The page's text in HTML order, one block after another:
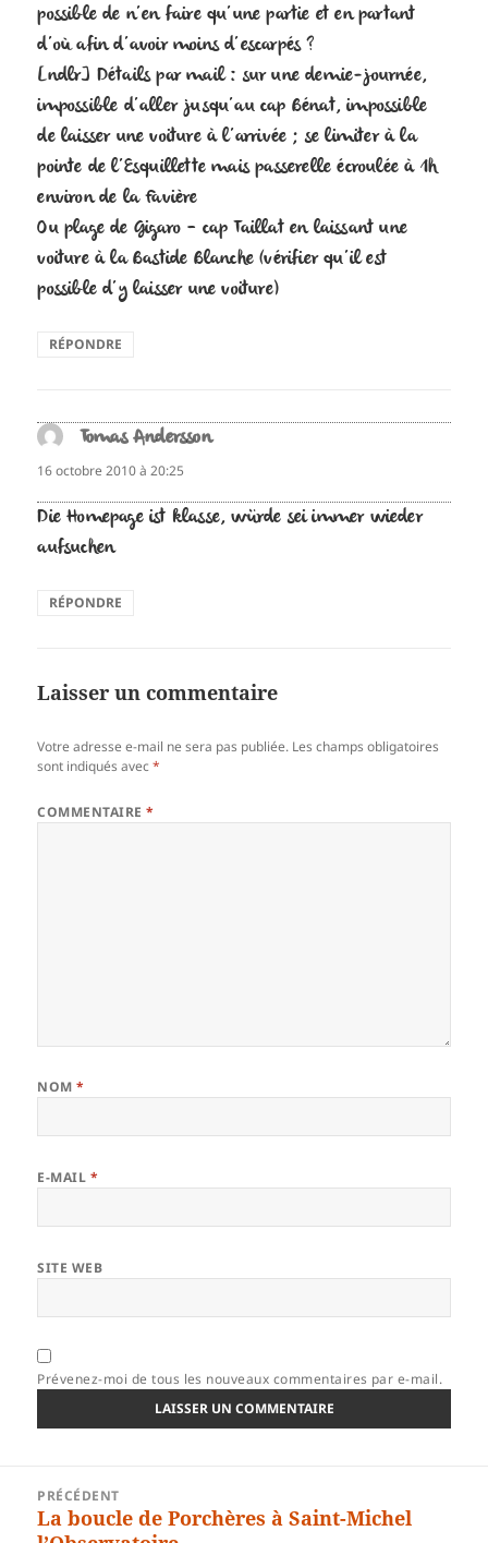
possible de n’en faire qu’une partie et en partant
d’où afin d’avoir moins d’escarpés ?
[ndlr] Détails par mail : sur une demie-journée,
impossible d’aller jusqu’au cap Bénat, impossible
de laisser une voiture à l’arrivée ; se limiter à la
pointe de l’Esquillette mais passerelle écroulée à 1h
environ de la Favière
Ou plage de Gigaro – cap Taillat en laissant une
voiture à la Bastide Blanche (vérifier qu’il est
possible d’y laisser une voiture)
RÉPONDRE
Tomas Anderssondit :
16 octobre 2010 à 20:25
Die Homepage ist klasse, würde sei immer wieder
aufsuchen
RÉPONDRE
Laisser un commentaire
Votre adresse e-mail ne sera pas publiée. Les champs obligatoires
sont indiqués avec*
COMMENTAIRE*
NOM*
E-MAIL *
SITE WEB
Prévenez-moi de tous les nouveaux commentaires par e-mail.
l’article
PRÉCÉDENT
Article
La boucle de Porchères à Saint-Michel